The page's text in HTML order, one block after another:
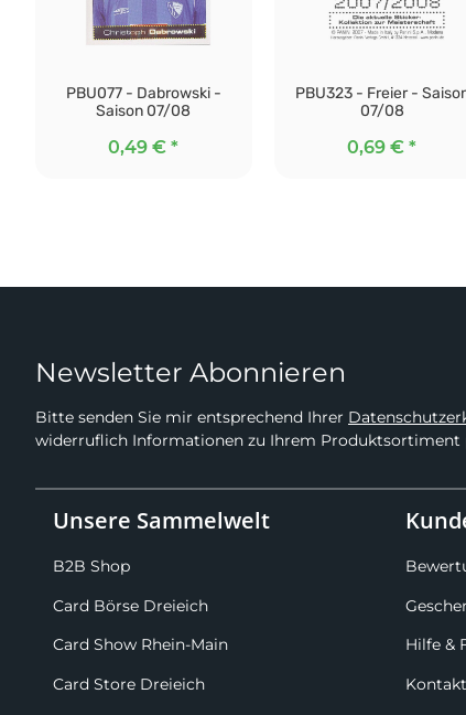
PBU077 - Dabrowski -
Saison 07/08
0,49 €*
PBU323 - Freier -
07/08
0,69 €*
Newsletter Abonnieren
Bitte senden Sie mir entsprechend Ihrer
widerruflich Informationen zu Ihrem Produktsortiment
Unsere Sammelwelt
B2B Shop
Card Börse Dreieich
Card Show Rhein-Main
Card Store Dreieich
Hilfe &
Kontakt